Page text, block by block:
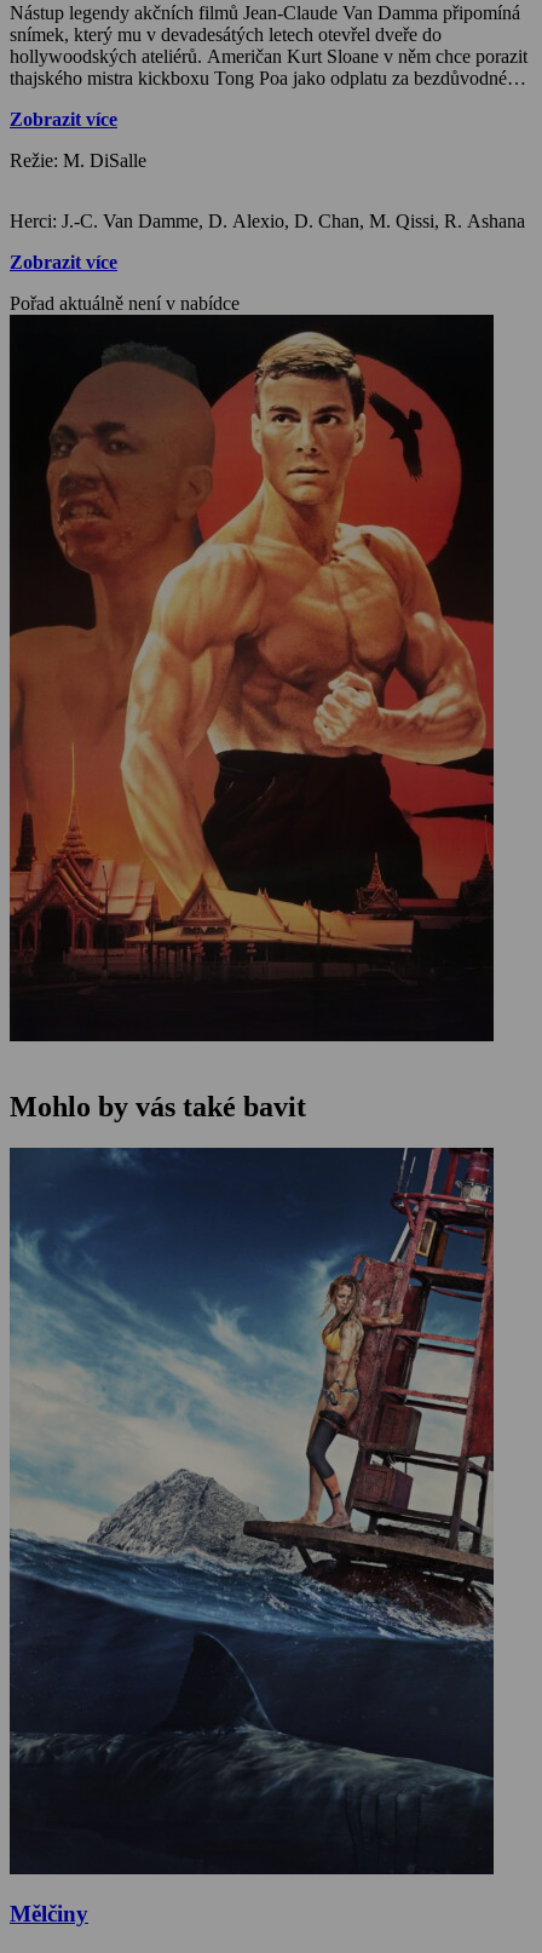
Nástup legendy akčních filmů Jean-Claude Van Damma připomíná
snímek, který mu v devadesátých letech otevřel dveře do
hollywoodských ateliérů. Američan Kurt Sloane v něm chce porazit
thajského mistra kickboxu Tong Poa jako odplatu za bezdůvodné
soupeři nemá šanci a přesvědčí starého thajského mistra umění
Zobrazit více
Režie: M. DiSalle
Herci: J.-C. Van Damme, D. Alexio, D. Chan, M. Qissi, R. Ashana
Zobrazit více
Pořad aktuálně není v nabídce
Mohlo by vás také bavit
Mělčiny